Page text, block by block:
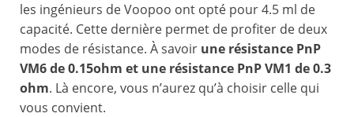
les ingénieurs de Voopoo ont opté pour 4.5 ml de
capacité. Cette dernière permet de profiter de deux
modes de résistance. À savoir une résistance PnP
VM6 de 0.15ohm et une résistance PnP VM1 de 0.3
ohm. Là encore, vous n’aurez qu’à choisir celle qui
vous convient.